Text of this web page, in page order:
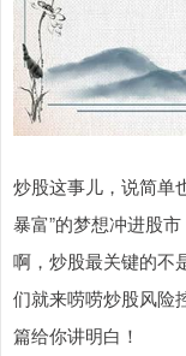
炒股这事儿，说简单
暴富”的梦想冲进股
啊，炒股最关键的不
们就来唠唠炒股风险
篇给你讲明白！